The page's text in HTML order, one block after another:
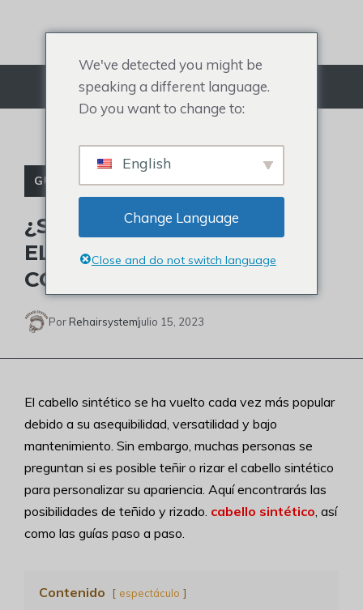
Menú
GUÍA DE COMPRA DE PELUCAS
¿SE PUEDE TEÑIR O RIZAR
EL CABELLO SINTÉTICO Y
CÓMO HACERLO?
Por Rehairsystemjulio 15, 2023
El cabello sintético se ha vuelto cada vez más popular
debido a su asequibilidad, versatilidad y bajo
mantenimiento. Sin embargo, muchas personas se
preguntan si es posible teñir o rizar el cabello sintético
para personalizar su apariencia. Aquí encontrarás las
posibilidades de teñido y rizado. cabello sintético, así
como las guías paso a paso.
Contenido espectáculo
We've detected you might be
speaking a different language.
Do you want to change to:
English
Change Language
Close and do not switch language